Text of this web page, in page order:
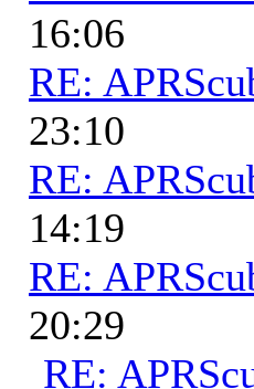
16:06
RE:
23:10
RE:
14:19
RE:
20:29
RE: